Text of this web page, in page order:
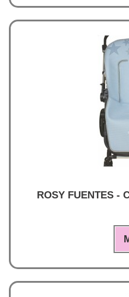
ROSY FUENTES